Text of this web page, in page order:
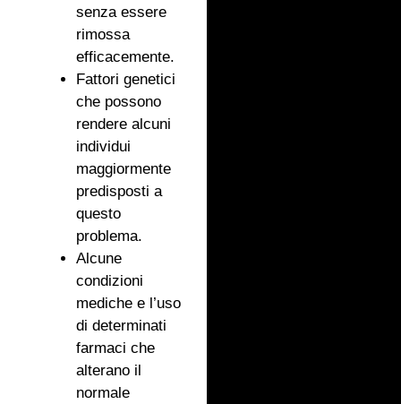
senza essere
rimossa
efficacemente.
Fattori genetici
che possono
rendere alcuni
individui
maggiormente
predisposti a
questo
problema.
Alcune
condizioni
mediche e l’uso
di determinati
farmaci che
alterano il
normale